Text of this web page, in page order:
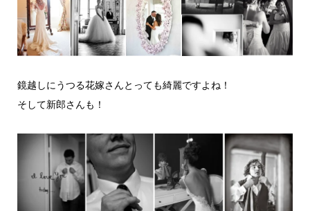
鏡越しにうつる花嫁さんとっても綺麗ですよね！
そして新郎さんも！